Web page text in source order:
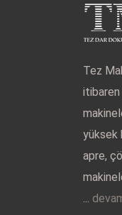
Tez
yüksek
apre,
...